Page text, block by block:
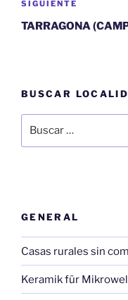
Siguiente
entrada
SIGUIENTE
TARRAGONA
BUSCAR
por:
GENERAL
Casas rurales sin
Keramik für